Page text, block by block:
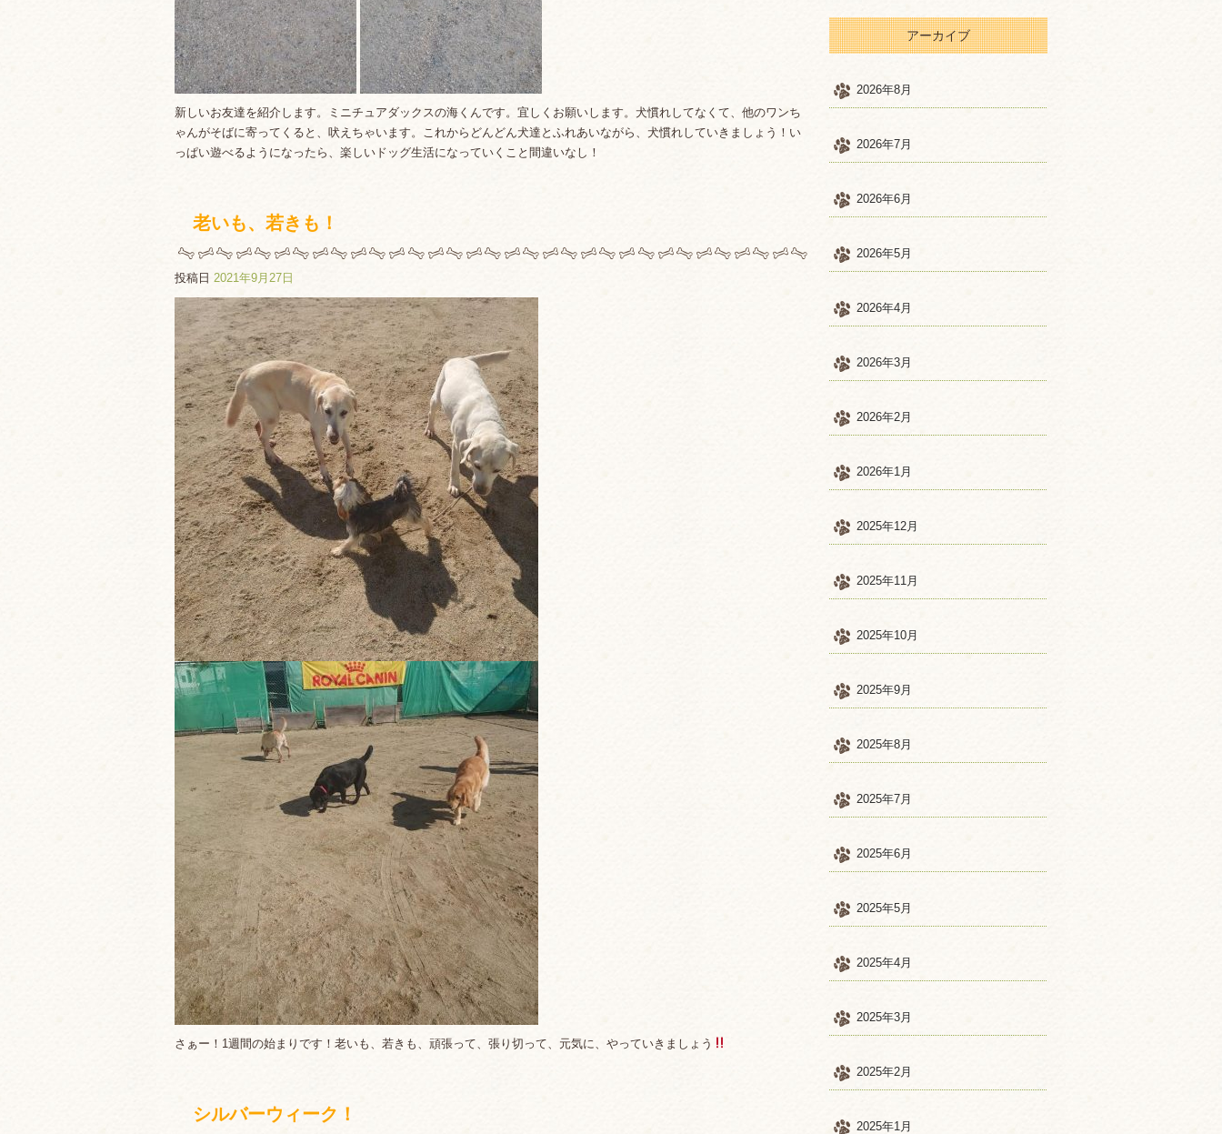
新しいお友達を紹介します。ミニチュアダックスの海くんです。宜しくお願いします。犬慣れしてなくて、他のワンち
ゃんがそばに寄ってくると、吠えちゃいます。これからどんどん犬達とふれあいながら、犬慣れしていきましょう！い
っぱい遊べるようになったら、楽しいドッグ生活になっていくこと間違いなし！
老いも、若きも！
投稿日 2021年9月27日
さぁー！1週間の始まりです！老いも、若きも、頑張って、張り切って、元気に、やっていきましょう
シルバーウィーク！
アーカイブ
2026年8月
2026年7月
2026年6月
2026年5月
2026年4月
2026年3月
2026年2月
2026年1月
2025年12月
2025年11月
2025年10月
2025年9月
2025年8月
2025年7月
2025年6月
2025年5月
2025年4月
2025年3月
2025年2月
2025年1月